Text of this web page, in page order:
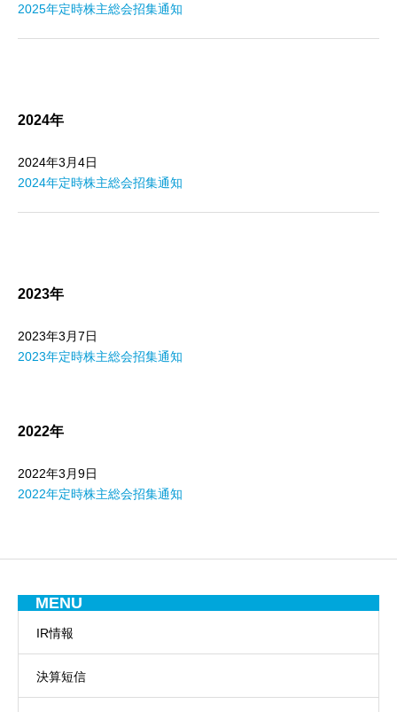
2025年定時株主総会招集通知
2024年
2024年3月4日
2024年定時株主総会招集通知
2023年
2023年3月7日
2023年定時株主総会招集通知
2022年
2022年3月9日
2022年定時株主総会招集通知
MENU
IR情報
決算短信